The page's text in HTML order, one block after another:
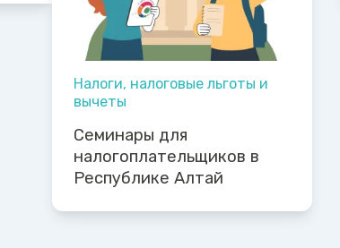
Налоги, налоговые льготы и
вычеты
Семинары для
налогоплательщиков в
Республике Алтай